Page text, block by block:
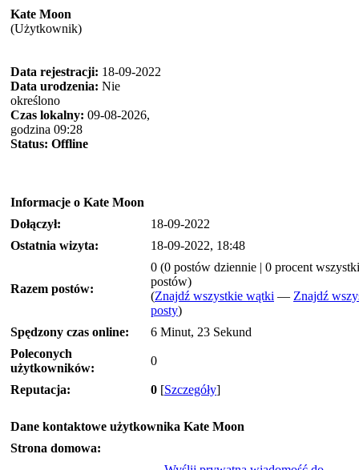
Kate Moon
(Użytkownik)
Data rejestracji: 18-09-2022
Data urodzenia: Nie
określono
Czas lokalny: 09-08-2026,
godzina 09:28
Status: Offline
Informacje o Kate Moon
Dołączył:
18-09-2022
Ostatnia wizyta:
18-09-2022, 18:48
Razem postów:
0 (0 postów dziennie | 0 procent
postów)
(Znajdź wszystkie wątki — Znajdź
posty)
Spędzony czas online:
6 Minut, 23 Sekund
Poleconych
użytkowników:
0
Reputacja: 0 [Szczegóły]
Dane kontaktowe użytkownika Kate Moon
Strona domowa: